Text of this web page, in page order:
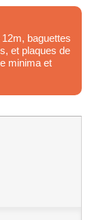
baguettes
et plaques de
minima et